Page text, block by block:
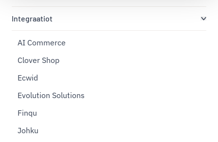
Integraatiot
AI Commerce
Clover Shop
Ecwid
Evolution Solutions
Finqu
Johku